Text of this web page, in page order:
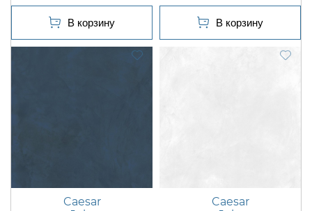
Caesar
Caesar